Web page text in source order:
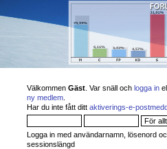
Välkommen Gäst. Var snäll och logga in
ny medlem.
Har du inte fått ditt aktiverings-e-
Logga in med användarnamn, lösenord
sessionslängd